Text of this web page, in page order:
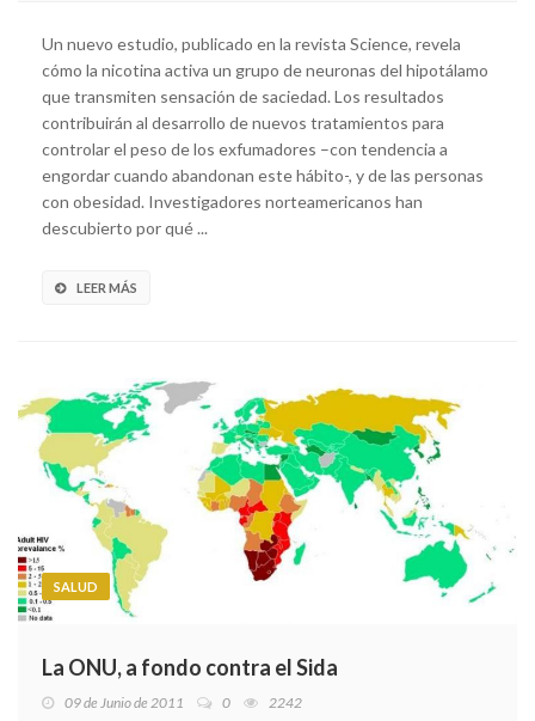
Un nuevo estudio, publicado en la revista Science, revela
cómo la nicotina activa un grupo de neuronas del hipotálamo
que transmiten sensación de saciedad. Los resultados
contribuirán al desarrollo de nuevos tratamientos para
controlar el peso de los exfumadores –con tendencia a
engordar cuando abandonan este hábito-, y de las personas
con obesidad. Investigadores norteamericanos han
descubierto por qué ...
LEER MÁS
SALUD
La ONU, a fondo contra el Sida
09 de Junio de 2011 0 2242